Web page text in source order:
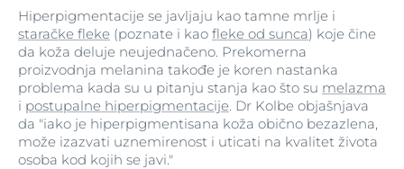
Hiperpigmentacije se javljaju kao tamne mrlje i
staračke fleke (poznate i kao fleke od sunca) koje čine
da koža deluje neujednačeno. Prekomerna
proizvodnja melanina takođe je koren nastanka
problema kada su u pitanju stanja kao što su melazma
i postupalne hiperpigmentacije. Dr Kolbe objašnjava
da "iako je hiperpigmentisana koža obično bezazlena,
može izazvati uznemirenost i uticati na kvalitet života
osoba kod kojih se javi."